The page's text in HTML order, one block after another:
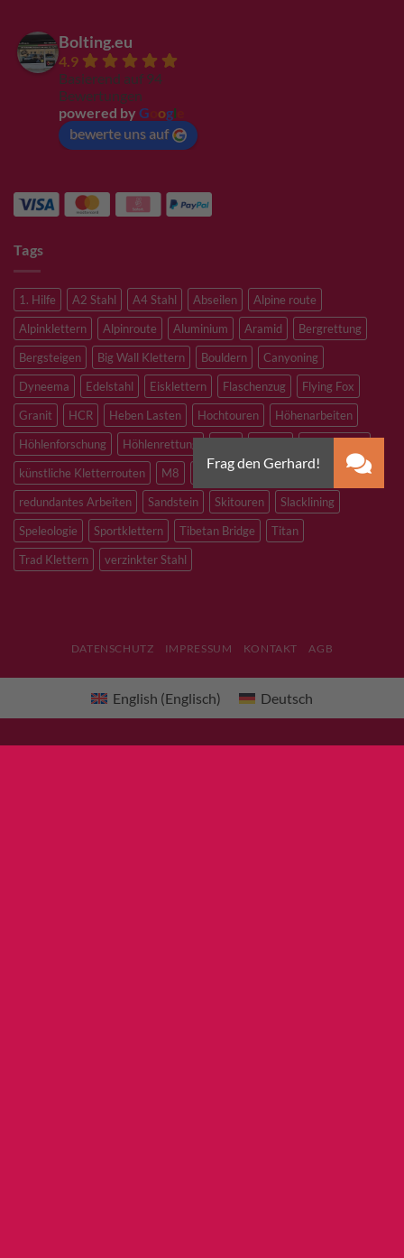
Bolting.eu
4.9
Basierend auf 94
Bewertungen
powered by G ogl
bewerte uns auf
Tags
1. Hilfe A2 Stahl A4 Stahl Abseilen
Alpine route
Alpinklettern
Alpinroute Aluminium Aramid
Bergrettung
Bergsteigen
Big Wall Klettern Bouldern
Canyoning
Dyneema
Edelstahl Eisklettern Flaschenzug
Flying Fox
Granit
HCR Heben Lasten Hochtouren
Höhenarbeiten
Höhlenforschung
Höhlenrettung
künstliche Kletterrouten
M8 M10 M12 Notfall
redundantes Arbeiten
Sandstein Skitouren
Slacklining
Speleologie
Sportklettern Tibetan Bridge
Titan
Trad Klettern
verzinkter Stahl
DATENSCHUTZ IMPRESSUM KONTAKT AGB
English (Englisch) Deutsch